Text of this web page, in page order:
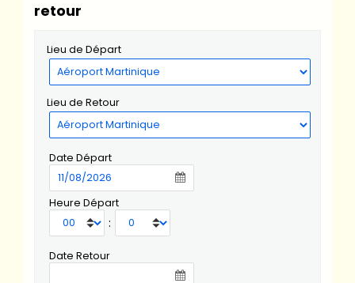
retour
Lieu de Départ
Lieu de Retour
Date Départ
Heure Départ
:
Date Retour